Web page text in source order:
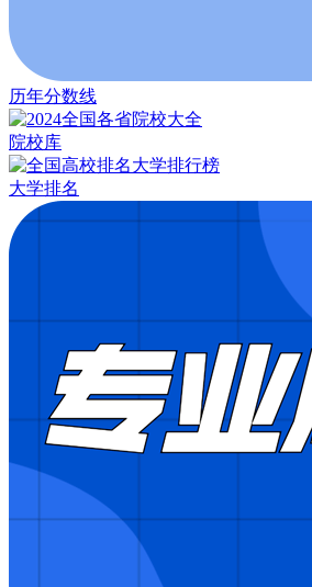
历年分数线
院校库
大学排名